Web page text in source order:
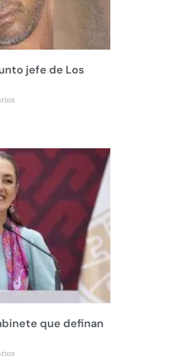
jefe de Los
que definan